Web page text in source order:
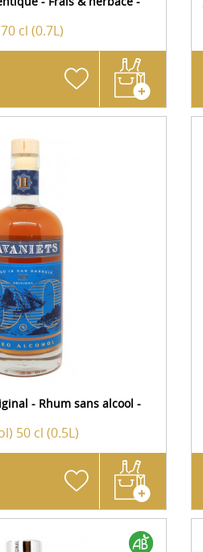
70 cl (0.7L)
- Rhum sans alcool -
50 cl (0.5L)